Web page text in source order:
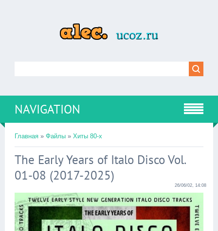
NAVIGATION
Главная » Файлы » Хиты 80-х
The Early Years of Italo Disco Vol.
01-08 (2017-2025)
26/06/02, 14:08